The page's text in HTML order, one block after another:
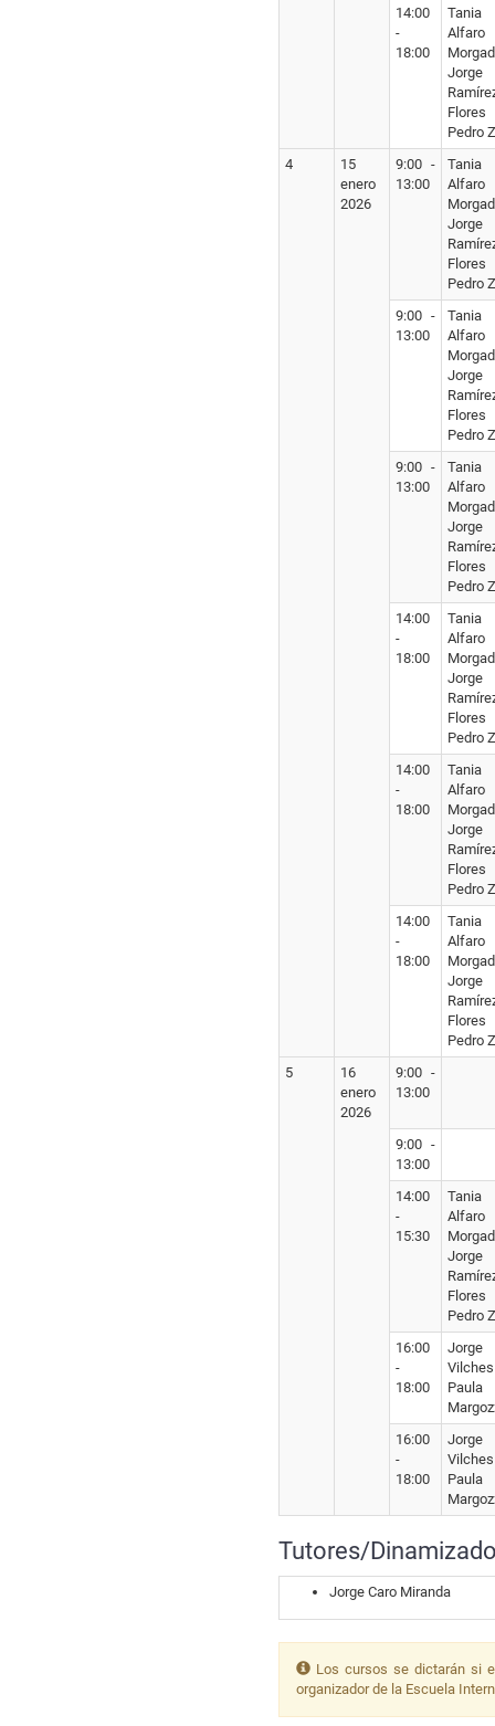
14:00
-
18:00
Tania
Alfaro
Jorge
Flores
Pedro
4
15
enero
2026
9:00 -
13:00
Tania
Alfaro
Jorge
Flores
Pedro
9:00 -
13:00
Tania
Alfaro
Jorge
Flores
Pedro
9:00 -
13:00
Tania
Alfaro
Jorge
Flores
Pedro
14:00
-
18:00
Tania
Alfaro
Jorge
Flores
Pedro
14:00
-
18:00
Tania
Alfaro
Jorge
Flores
Pedro
14:00
-
18:00
Tania
Alfaro
Jorge
Flores
Pedro
5
16
enero
2026
9:00 -
13:00
9:00 -
13:00
14:00
-
15:30
Tania
Alfaro
Jorge
Flores
Pedro
16:00
-
18:00
Jorge
Vilches
Paula
16:00
-
18:00
Jorge
Vilches
Paula
Tutores/
Jorge Caro Miranda
Los cursos se dictarán si
organizador de la Escuela